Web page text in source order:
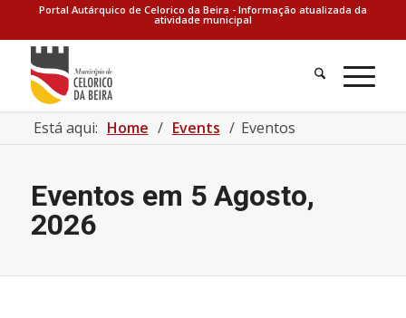
Portal Autárquico de Celorico da Beira - Informação atualizada da
atividade municipal
Está aqui: Home / Events / Eventos
Eventos em 5 Agosto,
2026